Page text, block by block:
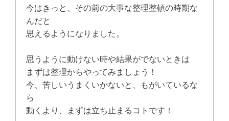
今はきっと、その前の大事な整理整頓の時期な
んだと
思えるようになりました。
思うように動けない時や結果がでないときは
まずは整理からやってみましょう！
今、苦しいうまくいかないと、もがいているな
ら
動くより、まずは立ち止まるコトです！